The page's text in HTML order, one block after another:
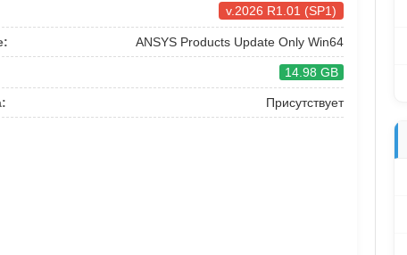
v.2026 R1.01 (SP1)
ANSYS Products Update Only Win64
14.98 GB
Присутствует